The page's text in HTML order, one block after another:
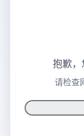
抱歉，
请检查